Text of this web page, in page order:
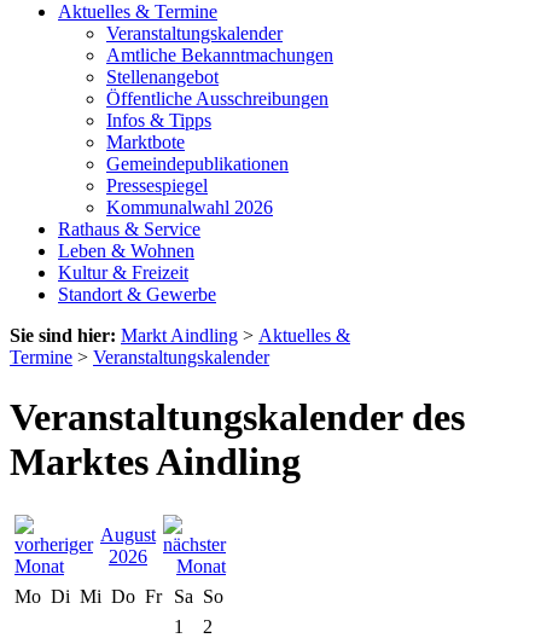
Aktuelles & Termine
Veranstaltungskalender
Amtliche Bekanntmachungen
Stellenangebot
Öffentliche Ausschreibungen
Infos & Tipps
Marktbote
Gemeindepublikationen
Pressespiegel
Kommunalwahl 2026
Rathaus & Service
Leben & Wohnen
Kultur & Freizeit
Standort & Gewerbe
Sie sind hier: Markt Aindling > Aktuelles &
Termine > Veranstaltungskalender
Veranstaltungskalender des
Marktes Aindling
August
2026
Mo Di Mi Do Fr Sa So
1
2